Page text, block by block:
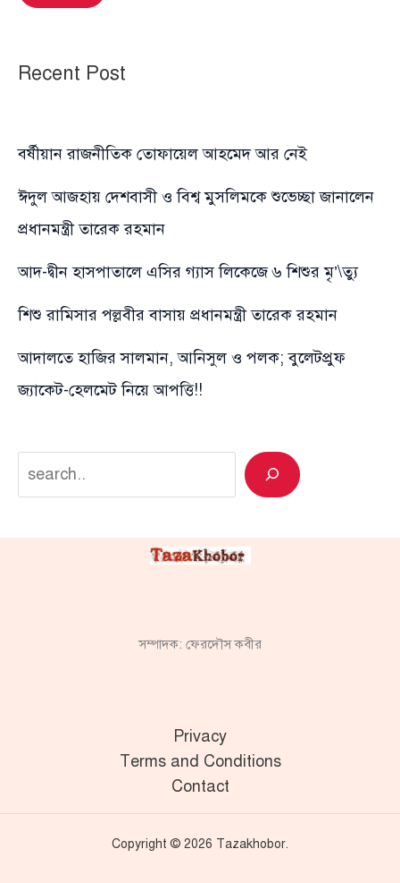
Recent Post
বর্ষীয়ান রাজনীতিক তোফায়েল আহমেদ আর নেই
ঈদুল আজহায় দেশবাসী ও বিশ্ব মুসলিমকে শুভেচ্ছা জানালেন
প্রধানমন্ত্রী তারেক রহমান
আদ-দ্বীন হাসপাতালে এসির গ্যাস লিকেজে ৬ শিশুর মৃ’\ত্যু
শিশু রামিসার পল্লবীর বাসায় প্রধানমন্ত্রী তারেক রহমান
আদালতে হাজির সালমান, আনিসুল ও পলক; বুলেটপ্রুফ
জ্যাকেট-হেলমেট নিয়ে আপত্তি!!
Search
সম্পাদক: ফেরদৌস কবীর
Privacy
Terms and Conditions
Contact
Copyright © 2026 Tazakhobor.